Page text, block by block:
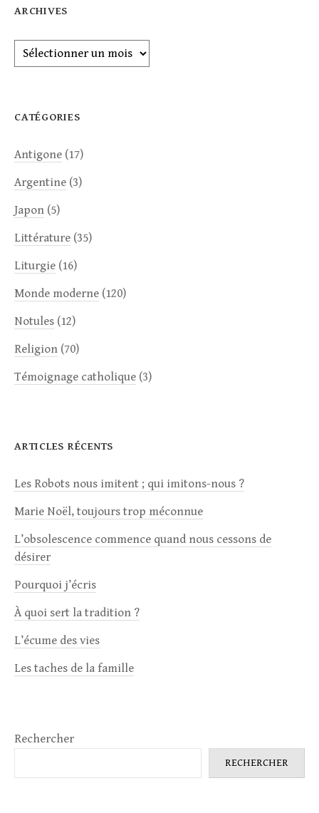
ARCHIVES
Archives
CATÉGORIES
Antigone (17)
Argentine (3)
Japon (5)
Littérature (35)
Liturgie (16)
Monde moderne (120)
Notules (12)
Religion (70)
Témoignage catholique (3)
ARTICLES RÉCENTS
Les Robots nous imitent ; qui imitons-nous ?
Marie Noël, toujours trop méconnue
L’obsolescence commence quand nous cessons de
désirer
Pourquoi j’écris
À quoi sert la tradition ?
L’écume des vies
Les taches de la famille
Rechercher
RECHERCHER